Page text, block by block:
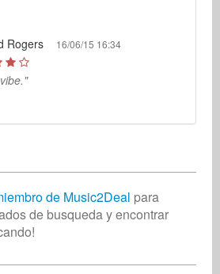
Rogers 16/06/15 16:34
de Music2Deal para
de busqueda y encontrar